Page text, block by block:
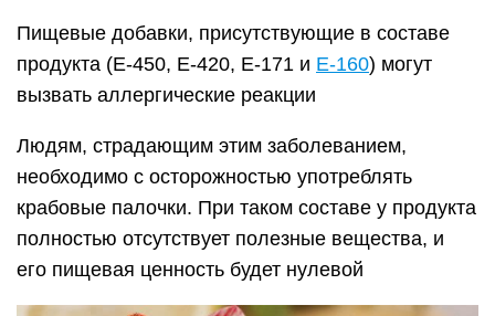
Пищевые добавки, присутствующие в составе
продукта (Е-450, Е-420, Е-171 и Е-160) могут
вызвать аллергические реакции
Людям, страдающим этим заболеванием,
необходимо с осторожностью употреблять
крабовые палочки. При таком составе у продукта
полностью отсутствует полезные вещества, и
его пищевая ценность будет нулевой